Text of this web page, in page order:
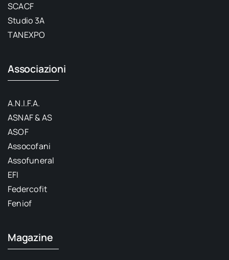
SCACF
Studio 3A
TANEXPO
Associazioni
A.N.I.F.A.
ASNAF & AS
ASOF
Assocofani
Assofuneral
EFI
Federcofit
Feniof
Magazine